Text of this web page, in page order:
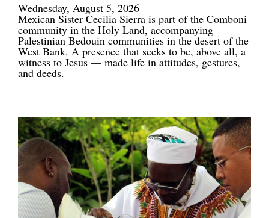
Wednesday, August 5, 2026
Mexican Sister Cecilia Sierra is part of the Comboni
community in the Holy Land, accompanying
Palestinian Bedouin communities in the desert of the
West Bank. A presence that seeks to be, above all, a
witness to Jesus — made life in attitudes, gestures,
and deeds.